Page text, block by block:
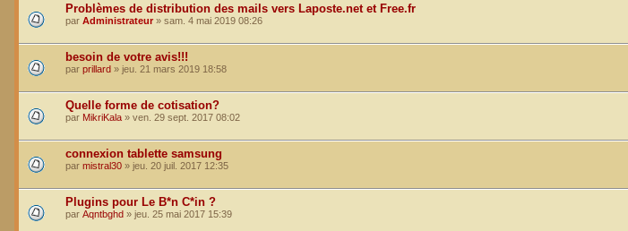
Problèmes de distribution des mails vers Laposte.net et Free.fr
par Administrateur » sam. 4 mai 2019 08:26
besoin de votre avis!!!
par prillard » jeu. 21 mars 2019 18:58
Quelle forme de cotisation?
par MikriKala » ven. 29 sept. 2017 08:02
connexion tablette samsung
par mistral30 » jeu. 20 juil. 2017 12:35
Plugins pour Le B*n C*in ?
par Aqntbghd » jeu. 25 mai 2017 15:39